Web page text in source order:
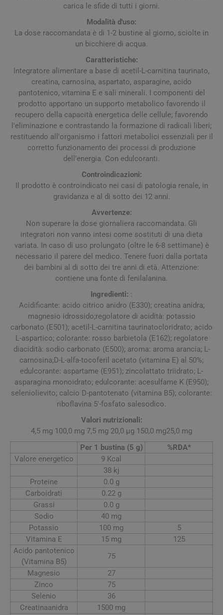
carica le sfide di tutti i giorni.
Modalità d'uso:
La dose raccomandata è di 1-2 bustine al giorno, sciolte in
un bicchiere di acqua.
Caratteristiche:
Integratore alimentare a base di acetil-L-carnitina taurinato,
creatina, carnosina, aspartato, asparagine, acido
pantotenico, vitamina E e sali minerali. I componenti del
prodotto apportano un supporto metabolico favorendo il
recupero della capacità energetica delle cellule; favorendo
l'eliminazione e contrastando la formazione di radicali liberi;
restituendo all'organismo i fattori metabolici essenziali per il
corretto funzionamento dei processi di produzione
dell'energia. Con edulcoranti.
Controindicazioni:
Il prodotto è controindicato nei casi di patologia renale, in
gravidanza e al di sotto dei 12 anni.
Avvertenze:
Non superare la dose giornaliera raccomandata. Gli
integratori non vanno intesi come sostituti di una dieta
variata. In caso di uso prolungato (oltre le 6-8 settimane) è
necessario il parere del medico. Tenere fuori dalla portata
dei ba­mbini al di sotto dei tre anni di età. Attenzione:
contiene una fonte di fenilalanina.
Ingredienti: :
Acidificante: acido citrico anidro (E330); creatina anidra;
magnesio idrossido;regolatore di acidità: potassio
carbonato (E501); acetil-L-carnitina taurinatocloridrato; acido
L-aspartico; colorante: rosso barbietola (E162); regolatore
diacidità: sodio carbonato (E500); aroma: aroma arancia; L-
carnosina;D-L-alfa-tocoferil acetato (vitamina E) al 50%;
edulcorante: aspartame (E951); zincolattato triidrato; L-
asparagina monoidrato; edulcorante: acesulfame K (E950);
seleniolievito; calcio D-pantotenato (vitamina B5); colorante:
riboflavina 5'-fosfato salesodico.
Valori nutrizionali:
4,5 mg 100,0 mg 7,5 mg 20,0 µg 150,0 mg25,0 mg
Per 1 bustina (5 g)
%RDA*
Valore energetico
9 Kcal
38 kj
Proteine
0.0 g
Carboidrati
0.22 g
Grassi
0.0 g
Sodio
40 mg
Potassio
100 mg
5
Vitamina E
15 mg
125
Acido pantotenico
(Vitamina B5)
75
Magnesio
27
Zinco
75
Selenio
36
Creatinaanidra
1500 mg